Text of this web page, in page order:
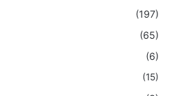
(197)
(65)
(6)
(15)